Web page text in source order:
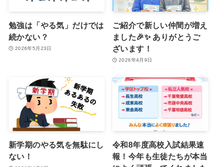
勉強は「やる気」だけでは
続かない？
2026年5月23日
ご紹介で新しい仲間が増え
ました🎉✨ ありがとうご
ざいます！
2026年4月9日
新学期のやる気を無駄にし
ない！
令和8年度高校入試結果速
報！今年も生徒たちが本当